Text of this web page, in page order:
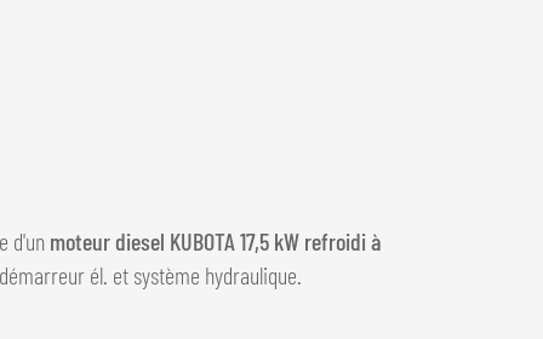
d'un moteur diesel KUBOTA 17,5 kW refroidi à
él. et système hydraulique.